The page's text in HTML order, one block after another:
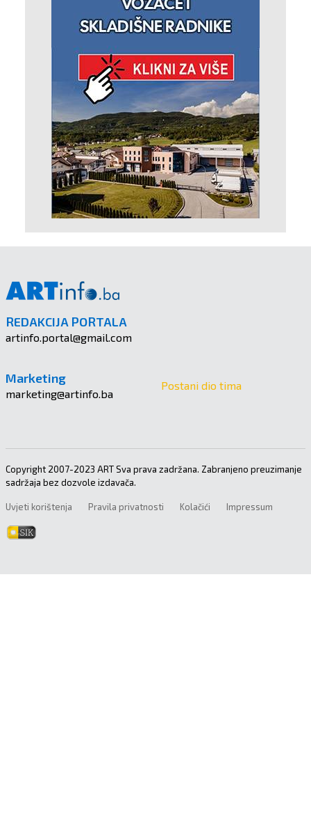
REDAKCIJA PORTALA
artinfo.portal@gmail.com
Marketing
marketing@artinfo.ba
Postani dio tima
Copyright 2007-2023 ART Sva prava zadržana. Zabranjeno preuzimanje
sadržaja bez dozvole izdavača.
Uvjeti korištenja Pravila privatnosti Kolačići Impressum